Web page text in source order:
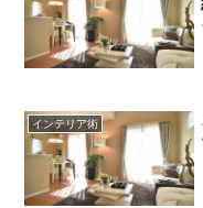
インテリア術